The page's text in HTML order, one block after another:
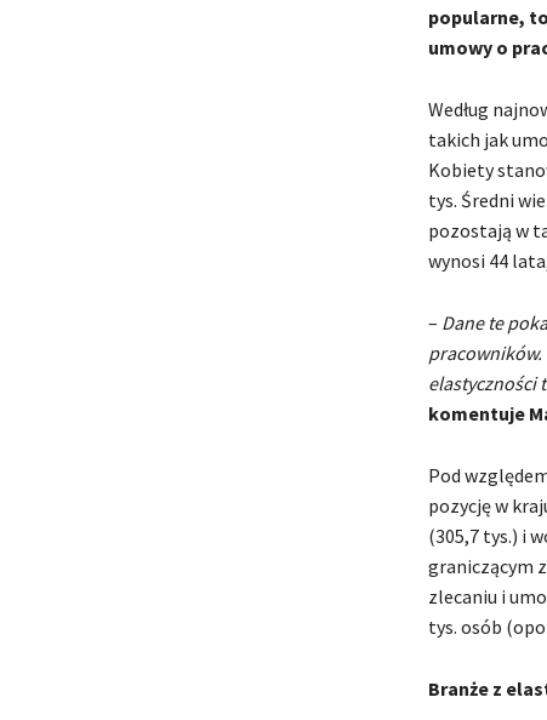
popularne,
umowy o
Według
takich jak
Kobiety
tys. Średni
pozostają w
wynosi 44
– Dane te
pracowników.
elastyczności
komentuje
Pod
pozycję w
(305,7 tys.) i
graniczącym
zlecaniu i
tys. osób
Branże z